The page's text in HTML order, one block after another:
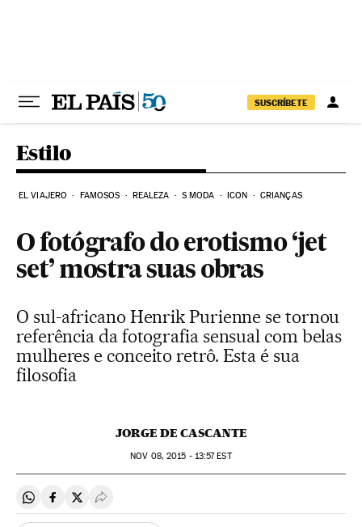
SUSCRÍBETE
Estilo
EL VIAJERO FAMOSOS REALEZA S MODA ICON CRIANÇAS
O fotógrafo do erotismo ‘jet
set’ mostra suas obras
O sul-africano Henrik Purienne se tornou
referência da fotografia sensual com belas
mulheres e conceito retrô. Esta é sua
filosofia
JORGE DE CASCANTE
NOV 08, 2015 - 13:57EST
Compartir en Whatsapp
Compartir en Facebook
Compartir en Twitter
Desplegar Redes Sociales